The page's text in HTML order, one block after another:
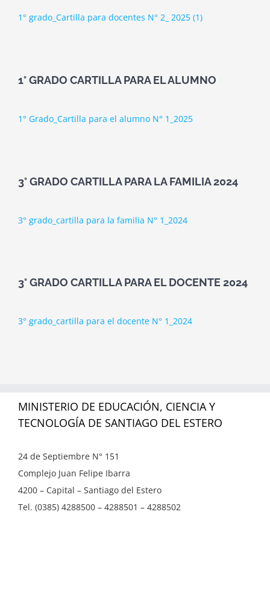
1° grado_Cartilla para docentes N° 2_ 2025 (1)
1° GRADO CARTILLA PARA EL ALUMNO
1° Grado_Cartilla para el alumno N° 1_2025
3° GRADO CARTILLA PARA LA FAMILIA 2024
3° grado_cartilla para la familia N° 1_2024
3° GRADO CARTILLA PARA EL DOCENTE 2024
3° grado_cartilla para el docente N° 1_2024
MINISTERIO DE EDUCACIÓN, CIENCIA Y
TECNOLOGÍA DE SANTIAGO DEL ESTERO
24 de Septiembre N° 151
Complejo Juan Felipe Ibarra
4200 – Capital – Santiago del Estero
Tel. (0385) 4288500 – 4288501 – 4288502